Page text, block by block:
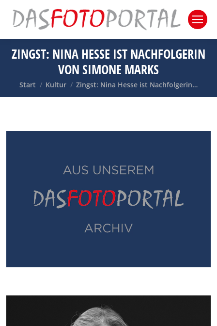
ZINGST: NINA HESSE IST NACHFOLGERIN
VON SIMONE MARKS
Sie befinden sich hier:
Start Kultur Zingst: Nina Hesse ist Nachfolgerin…